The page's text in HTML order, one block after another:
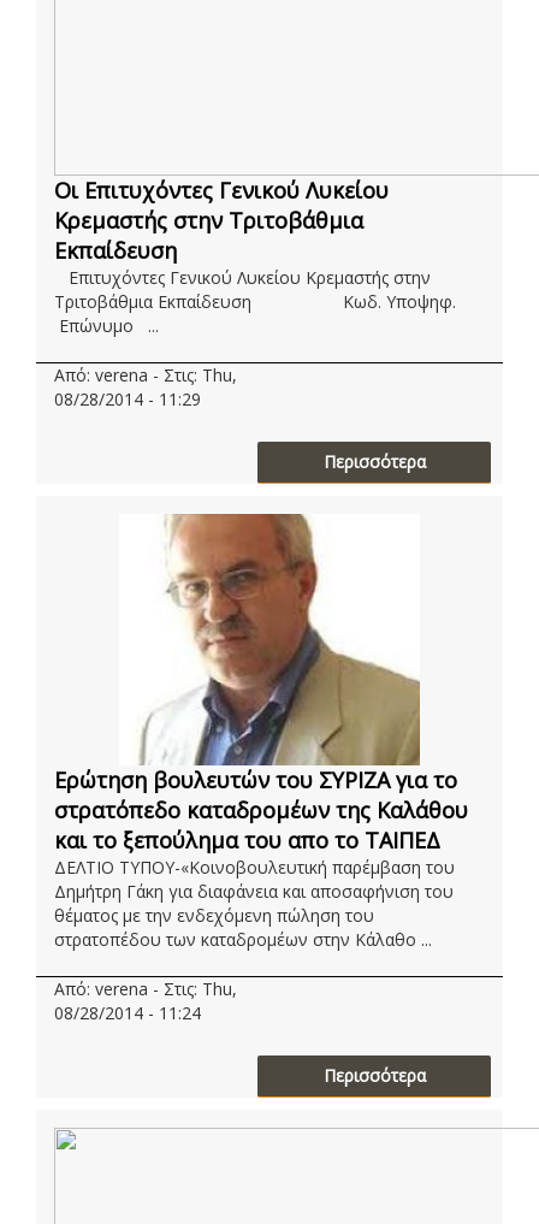
Οι Επιτυχόντες Γενικού Λυκείου
Κρεμαστής στην Τριτοβάθμια
Εκπαίδευση
Επιτυχόντες Γενικού Λυκείου Κρεμαστής στην
Τριτοβάθμια Εκπαίδευση Κωδ. Υποψηφ.
Επώνυμο ...
Από: verena - Στις: Thu,
08/28/2014 - 11:29
Περισσότερα
Ερώτηση βουλευτών του ΣΥΡΙΖΑ για το
στρατόπεδο καταδρομέων της Καλάθου
και το ξεπούλημα του απο το ΤΑΙΠΕΔ
ΔΕΛΤΙΟ ΤΥΠΟΥ-«Κοινοβουλευτική παρέμβαση του
Δημήτρη Γάκη για διαφάνεια και αποσαφήνιση του
θέματος με την ενδεχόμενη πώληση του
στρατοπέδου των καταδρομέων στην Κάλαθο ...
Από: verena - Στις: Thu,
08/28/2014 - 11:24
Περισσότερα